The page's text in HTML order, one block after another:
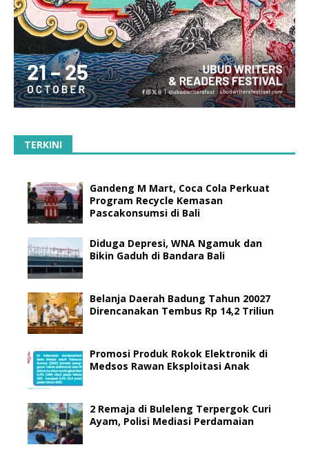
TERKINI
Gandeng M Mart, Coca Cola Perkuat
Program Recycle Kemasan
Pascakonsumsi di Bali
Diduga Depresi, WNA Ngamuk dan
Bikin Gaduh di Bandara Bali
Belanja Daerah Badung Tahun 20027
Direncanakan Tembus Rp 14,2 Triliun
Promosi Produk Rokok Elektronik di
Medsos Rawan Eksploitasi Anak
2 Remaja di Buleleng Terpergok Curi
Ayam, Polisi Mediasi Perdamaian